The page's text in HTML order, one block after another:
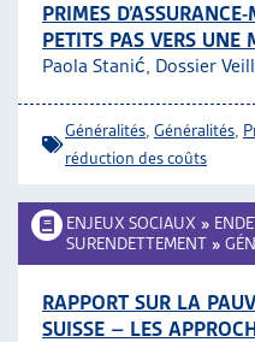
PRIMES
PETITS PAS VERS UNE
Paola Stanić, Dossier
Généralités Généralités
réduction des coûts
ENJEUX SOCIAUX »
SURENDETTEMENT »
RAPPORT SUR LA
SUISSE – LES